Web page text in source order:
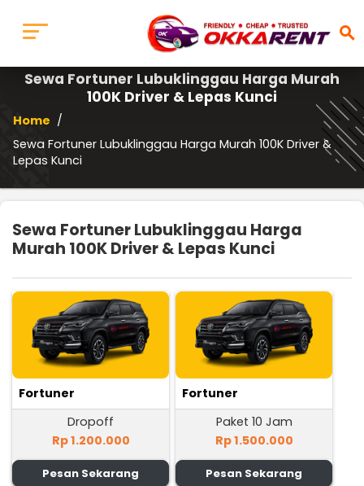
search
Sewa Fortuner Lubuklinggau Harga Murah
100K Driver & Lepas Kunci
Home /
Sewa Fortuner Lubuklinggau Harga Murah 100K Driver &
Lepas Kunci
Sewa Fortuner Lubuklinggau Harga
Murah 100K Driver & Lepas Kunci
Fortuner
Dropoff
Rp 1.200.000
Pesan Sekarang
Fortuner
Paket 10 Jam
Rp 1.500.000
Pesan Sekarang